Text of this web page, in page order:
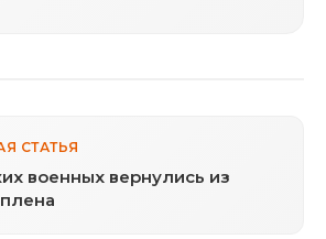
СТАТЬЯ
военных вернулись из